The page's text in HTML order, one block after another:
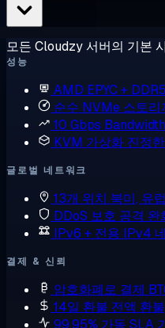
모든 Cloudzy 서버의 기본
성능
AMD EPYC + DDR5
순수 NVMe 스토리
10 Gbps Bandwidth
KVM 가상화 진정
글로벌 네트워크
13개 위치 북미, 유
DDoS 보호 공격 완
IPv6 + 전용 IPv4
결제 & 신뢰
암호화폐로 결제
14일 환불 전액 환
99.95% 가동 SLA